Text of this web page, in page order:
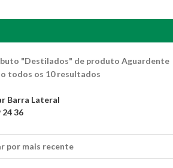
"Destilados" de produto Aguardente
todos os 10 resultadosClassificado
Barra Lateral
2436